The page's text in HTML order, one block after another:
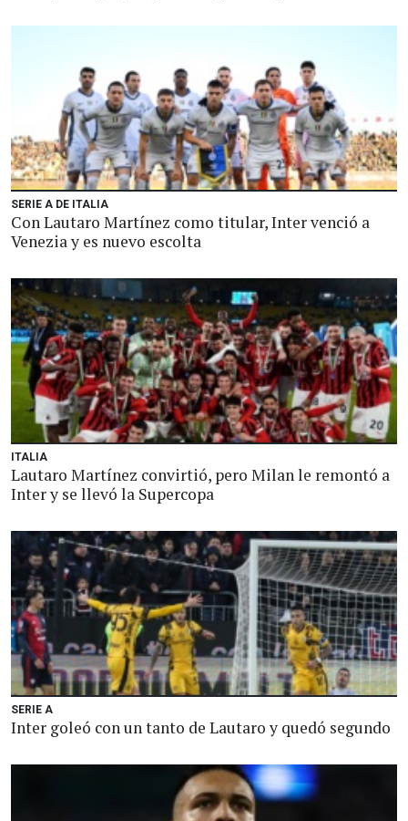
SERIE A DE ITALIA
Con Lautaro Martínez como titular, Inter venció a
Venezia y es nuevo escolta
ITALIA
Lautaro Martínez convirtió, pero Milan le remontó a
Inter y se llevó la Supercopa
SERIE A
Inter goleó con un tanto de Lautaro y quedó segundo